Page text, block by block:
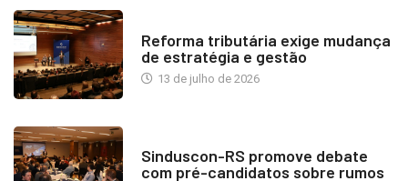
Reforma tributária exige mudança
de estratégia e gestão
13 de julho de 2026
Sinduscon-RS promove debate
com pré-candidatos sobre rumos